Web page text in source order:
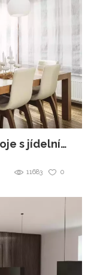
Rekonstrukce obývacího pokoje s jídelním koutem
0
11683